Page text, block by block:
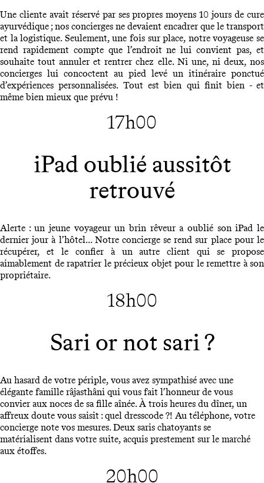
Une cliente avait réservé par ses propres moyens 10 jours de cure
ayurvédique ; nos concierges ne devaient encadrer que le transport
et la logistique. Seulement, une fois sur place, notre voyageuse se
rend rapidement compte que l’endroit ne lui convient pas, et
souhaite tout annuler et rentrer chez elle. Ni une, ni deux, nos
concierges lui concoctent au pied levé un itinéraire ponctué
d’expériences personnalisées. Tout est bien qui finit bien - et
même bien mieux que prévu !
17h00
iPad oublié aussitôt
retrouvé
Alerte : un jeune voyageur un brin rêveur a oublié son iPad le
dernier jour à l’hôtel... Notre concierge se rend sur place pour le
récupérer, et le confier à un autre client qui se propose
aimablement de rapatrier le précieux objet pour le remettre à son
propriétaire.
18h00
Sari or not sari ?
Au hasard de votre périple, vous avez sympathisé avec une
élégante famille râjasthâni qui vous fait l’honneur de vous
convier aux noces de sa fille aînée. À trois heures du dîner, un
affreux doute vous saisit : quel dresscode ?! Au téléphone, votre
concierge note vos mesures. Deux saris chatoyants se
matérialisent dans votre suite, acquis prestement sur le marché
aux étoffes.
20h00